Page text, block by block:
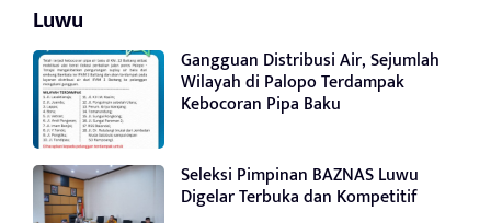
Luwu
Gangguan Distribusi Air, Sejumlah
Wilayah di Palopo Terdampak
Kebocoran Pipa Baku
Seleksi Pimpinan BAZNAS Luwu
Digelar Terbuka dan Kompetitif